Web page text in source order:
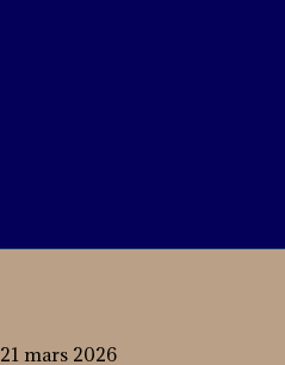
21 mars 2026